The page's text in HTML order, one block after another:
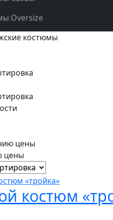
Oversize
костюмы
цены
цены
костюм